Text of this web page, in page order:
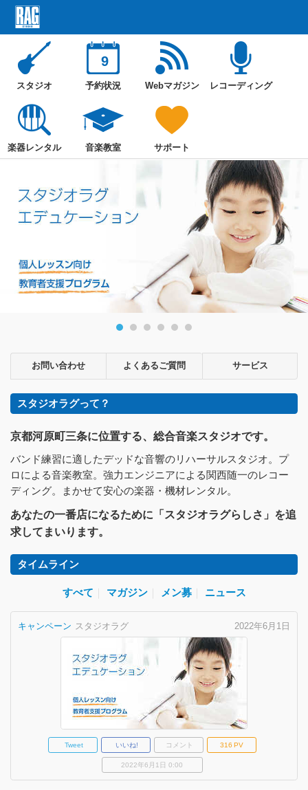
スタジオ
9
予約状況 Webマガジン レコーディング
楽器レンタル 音楽教室 サポート
お問い合わせ よくあるご質問 サービス
スタジオラグって？
京都河原町三条に位置する、総合音楽スタジオです。
バンド練習に適したデッドな音響のリハーサルスタジオ。プ
ロによる音楽教室。強力エンジニアによる関西随一のレコー
ディング。まかせて安心の楽器・機材レンタル。
あなたの一番店になるために「スタジオラグらしさ」を追
求してまいります。
タイムライン
すべて マガジン｜ メン募｜ ニュース
キャンペーン 2022年6月1日
スタジオラグ
Tweet いいね! コメント 316 PV
2022年6月1日 0:00